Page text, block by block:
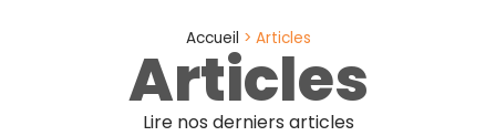
Accueil > Articles
Articles
Lire nos derniers articles